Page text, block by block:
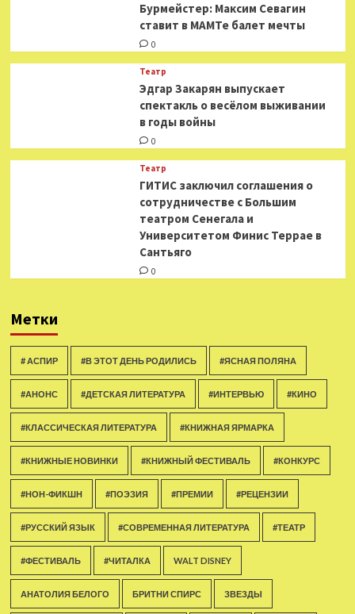
Бурмейстер: Максим Севагин
ставит в МАМТе балет мечты
0
Театр
Эдгар Закарян выпускает
спектакль о весёлом выживании
в годы войны
0
Театр
ГИТИС заключил соглашения о
сотрудничестве с Большим
театром Сенегала и
Университетом Финис Террае в
Сантьяго
0
Метки
# АСПИР #В ЭТОТ ДЕНЬ РОДИЛИСЬ #ЯСНАЯ ПОЛЯНА
#АНОНС #ДЕТСКАЯ ЛИТЕРАТУРА #ИНТЕРВЬЮ #КИНО
#КЛАССИЧЕСКАЯ ЛИТЕРАТУРА #КНИЖНАЯ ЯРМАРКА
#КНИЖНЫЕ НОВИНКИ #КНИЖНЫЙ ФЕСТИВАЛЬ #КОНКУРС
#НОН-ФИКШН #ПОЭЗИЯ #ПРЕМИИ #РЕЦЕНЗИИ
#РУССКИЙ ЯЗЫК #СОВРЕМЕННАЯ ЛИТЕРАТУРА #ТЕАТР
#ФЕСТИВАЛЬ #ЧИТАЛКА WALT DISNEY
АНАТОЛИЯ БЕЛОГО БРИТНИ СПИРС ЗВЕЗДЫ